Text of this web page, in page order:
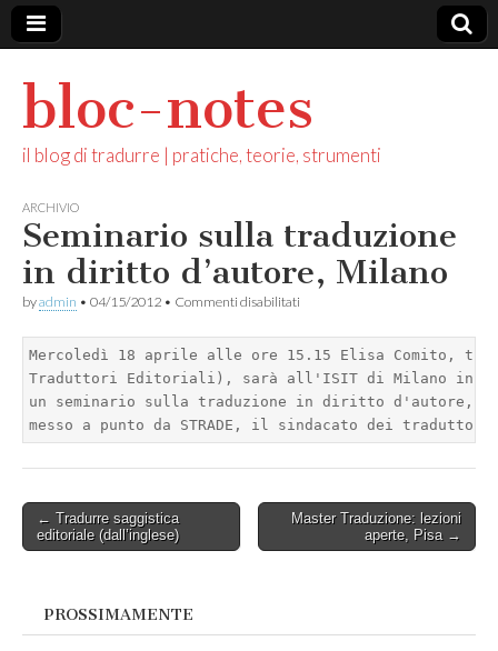
bloc-notes
il blog di tradurre | pratiche, teorie, strumenti
ARCHIVIO
Seminario sulla traduzione
in diritto d’autore, Milano
byadmin • 04/15/2012 • Commenti disabilitati
sulla
traduzione
in
d’autore,
Milano
Mercoledì 18 aprile alle ore 15.15 Elisa Comito,
Traduttori Editoriali), sarà all'ISIT di Milano in
un seminario sulla traduzione in diritto d'autore,
messo a punto da STRADE, il sindacato dei
Post
navigation
← Tradurre saggistica
editoriale (dall’inglese)
Master Traduzione: lezioni
aperte, Pisa →
PROSSIMAMENTE